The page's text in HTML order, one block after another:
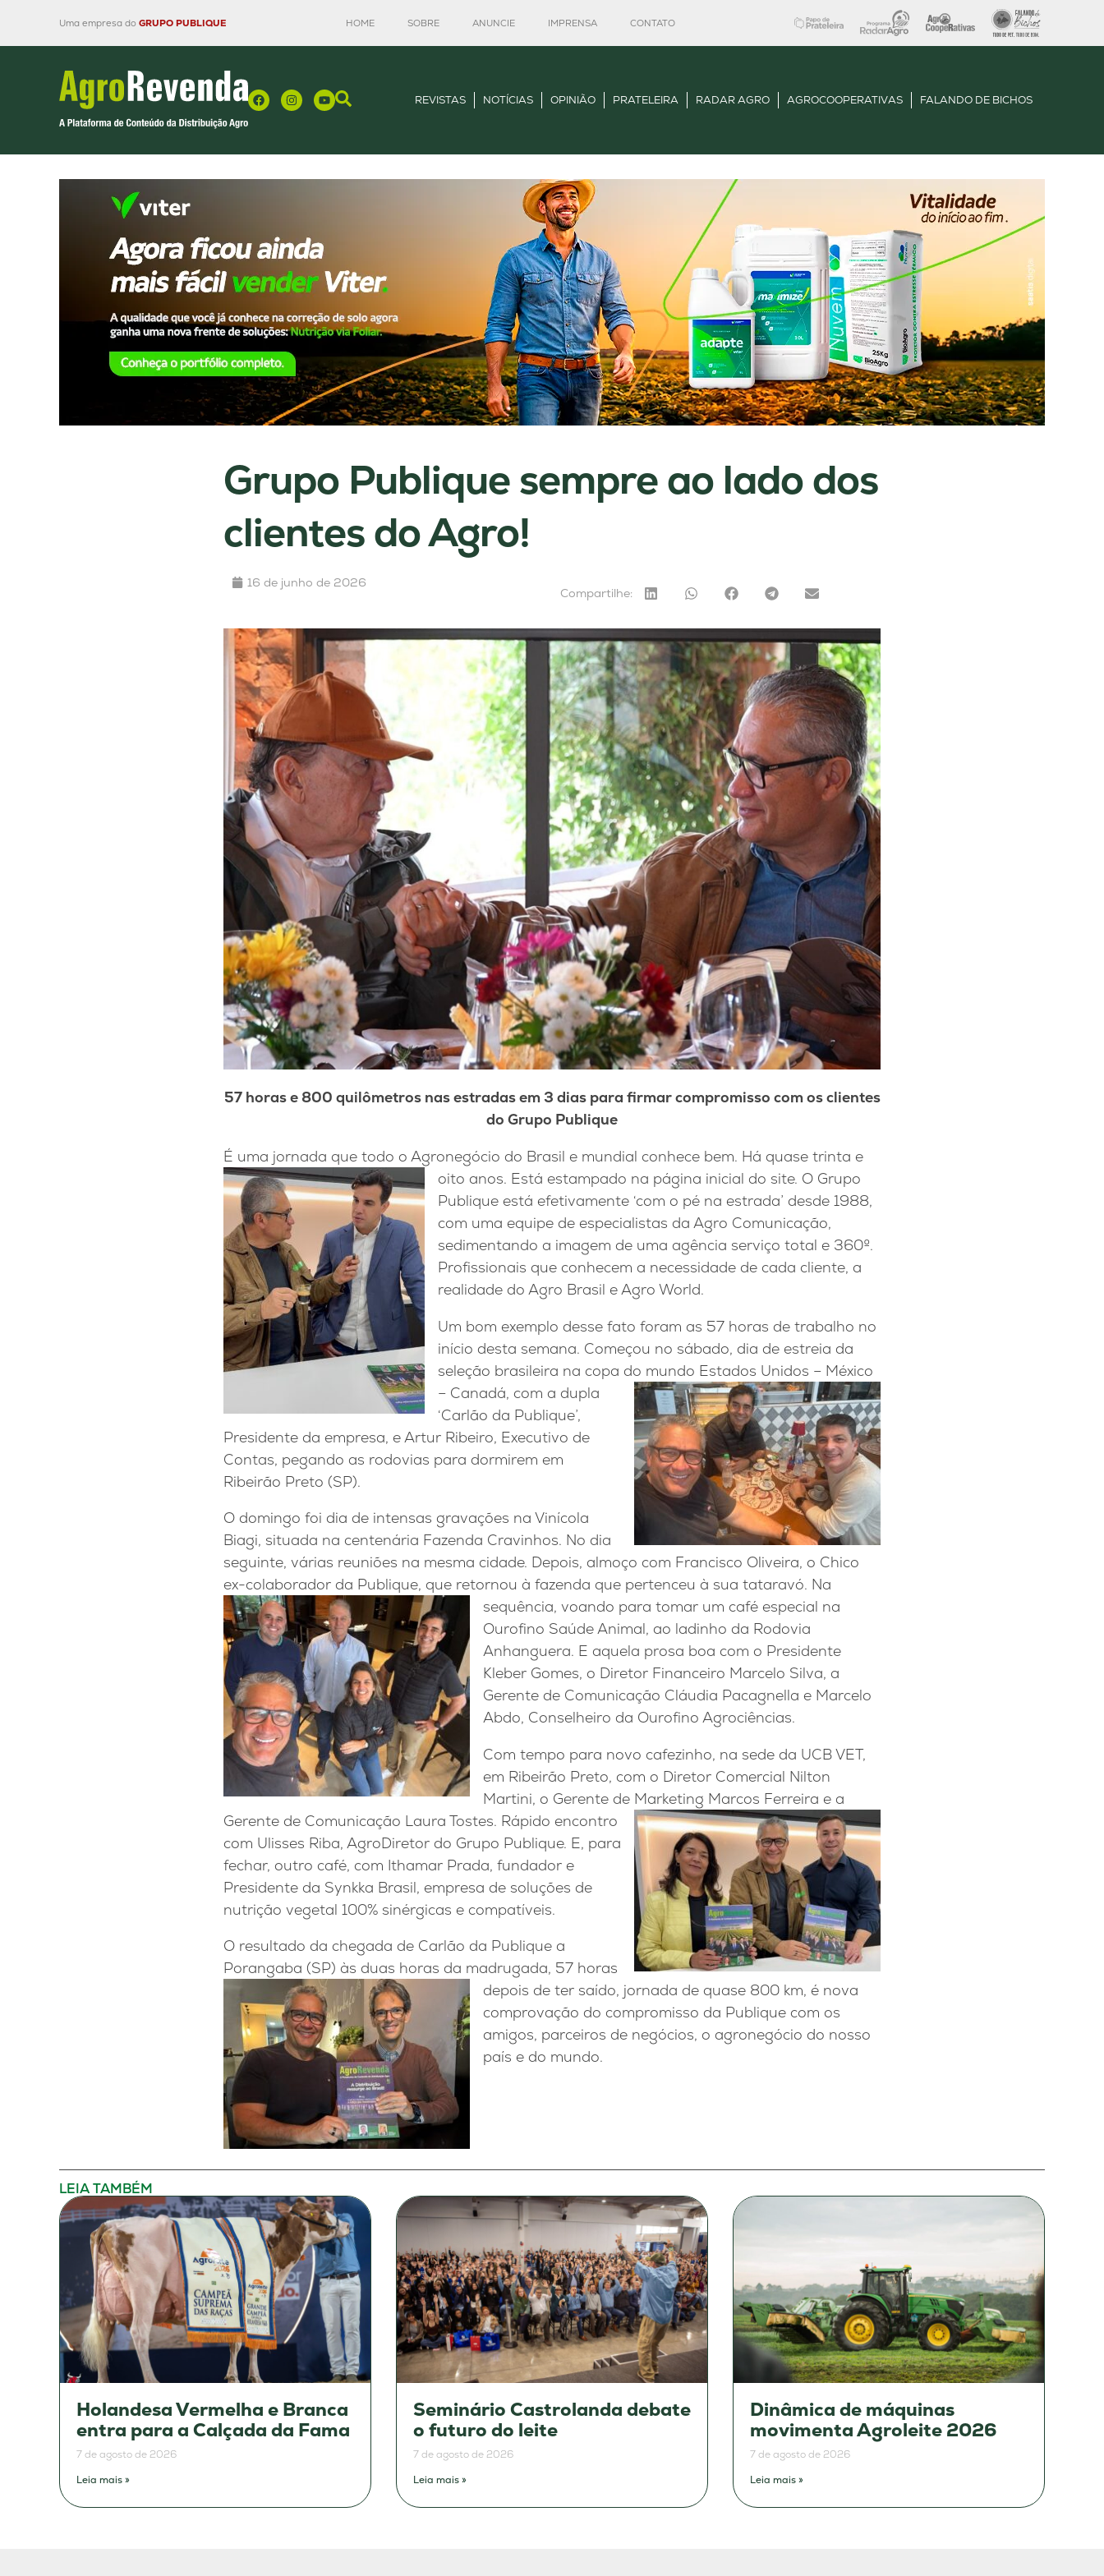
Uma empresa do GRUPO PUBLIQUE HOME SOBRE ANUNCIE IMPRENSA CONTATO
REVISTAS NOTÍCIAS OPINIÃO PRATELEIRA RADAR AGRO AGROCOOPERATIVAS FALANDO DE BICHOS
Grupo Publique sempre ao lado dos
clientes do Agro!
16 de junho de 2026
Compartilhe:
57 horas e 800 quilômetros nas estradas em 3 dias para firmar compromisso com os clientes
do Grupo Publique
É uma jornada que todo o Agronegócio do Brasil e mundial conhece bem. Há quase trinta e
oito anos. Está estampado na página inicial do site. O Grupo
Publique está efetivamente ‘com o pé na estrada’ desde 1988,
com uma equipe de especialistas da Agro Comunicação,
sedimentando a imagem de uma agência serviço total e 360º.
Profissionais que conhecem a necessidade de cada cliente, a
realidade do Agro Brasil e Agro World.
Um bom exemplo desse fato foram as 57 horas de trabalho no
início desta semana. Começou no sábado, dia de estreia da
seleção brasileira na copa do mundo Estados Unidos – México
– Canadá, com a dupla
‘Carlão da Publique’,
Presidente da empresa, e Artur Ribeiro, Executivo de
Contas, pegando as rodovias para dormirem em
Ribeirão Preto (SP).
O domingo foi dia de intensas gravações na Vinícola
Biagi, situada na centenária Fazenda Cravinhos. No dia
seguinte, várias reuniões na mesma cidade. Depois, almoço com Francisco Oliveira, o Chico
ex-colaborador da Publique, que retornou à fazenda que pertenceu à sua tataravó. Na
sequência, voando para tomar um café especial na
Ourofino Saúde Animal, ao ladinho da Rodovia
Anhanguera. E aquela prosa boa com o Presidente
Kleber Gomes, o Diretor Financeiro Marcelo Silva, a
Gerente de Comunicação Cláudia Pacagnella e Marcelo
Abdo, Conselheiro da Ourofino Agrociências.
Com tempo para novo cafezinho, na sede da UCB VET,
em Ribeirão Preto, com o Diretor Comercial Nilton
Martini, o Gerente de Marketing Marcos Ferreira e a
Gerente de Comunicação Laura Tostes. Rápido encontro
com Ulisses Riba, AgroDiretor do Grupo Publique. E, para
fechar, outro café, com Ithamar Prada, fundador e
Presidente da Synkka Brasil, empresa de soluções de
nutrição vegetal 100% sinérgicas e compatíveis.
O resultado da chegada de Carlão da Publique a
Porangaba (SP) às duas horas da madrugada, 57 horas
depois de ter saído, jornada de quase 800 km, é nova
comprovação do compromisso da Publique com os
amigos, parceiros de negócios, o agronegócio do nosso
país e do mundo.
LEIA TAMBÉM
Holandesa Vermelha e Branca
entra para a Calçada da Fama
7 de agosto de 2026
Leia mais »
Seminário Castrolanda debate
o futuro do leite
7 de agosto de 2026
Leia mais »
Dinâmica de máquinas
movimenta Agroleite 2026
7 de agosto de 2026
Leia mais »